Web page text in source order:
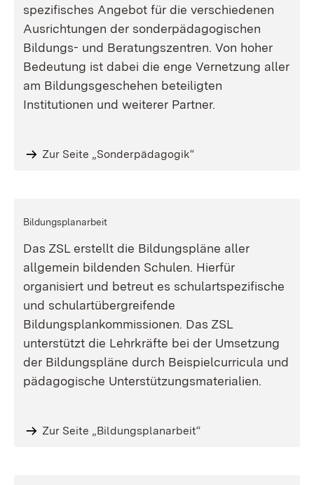
spezifisches Angebot für die verschiedenen
Ausrichtungen der sonderpädagogischen
Bildungs- und Beratungszentren. Von hoher
Bedeutung ist dabei die enge Vernetzung aller
am Bildungsgeschehen beteiligten
Institutionen und weiterer Partner.
Zur Seite „Sonderpädagogik“
Bildungsplanarbeit
Das ZSL erstellt die Bildungspläne aller
allgemein bildenden Schulen. Hierfür
organisiert und betreut es schulartspezifische
und schulartübergreifende
Bildungsplankommissionen. Das ZSL
unterstützt die Lehrkräfte bei der Umsetzung
der Bildungspläne durch Beispielcurricula und
pädagogische Unterstützungsmaterialien.
Zur Seite „Bildungsplanarbeit“